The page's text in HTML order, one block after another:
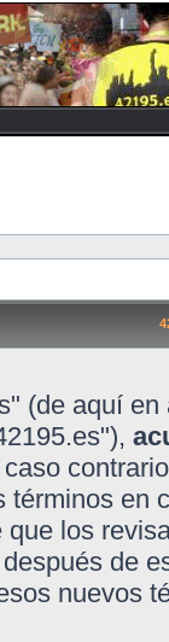
(de aquí
términos en
los
de
nuevos